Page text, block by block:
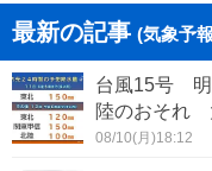
最新の記事 (気象予
台風15号 明
陸のおそれ
08/10(月)18:12